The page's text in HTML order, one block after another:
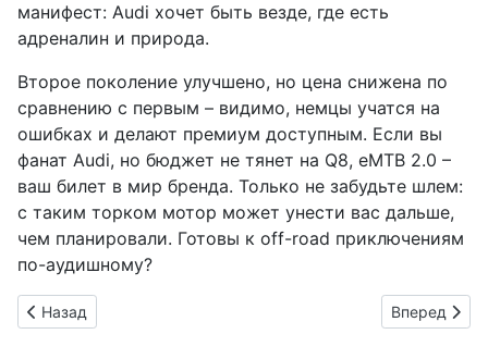
манифест: Audi хочет быть везде, где есть
адреналин и природа.
Второе поколение улучшено, но цена снижена по
сравнению с первым – видимо, немцы учатся на
ошибках и делают премиум доступным. Если вы
фанат Audi, но бюджет не тянет на Q8, eMTB 2.0 –
ваш билет в мир бренда. Только не забудьте шлем:
с таким торком мотор может унести вас дальше,
чем планировали. Готовы к off-road приключениям
по-аудишному?
Предыдущий: CRI Middleware на CEATEC 2025: софт,
Назад Следующий:
Вперед